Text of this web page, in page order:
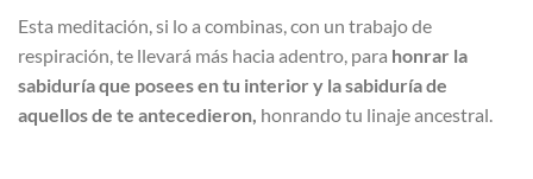
Esta meditación, si lo a combinas, con un trabajo de
respiración, te llevará más hacia adentro, para honrar la
sabiduría que posees en tu interior y la sabiduría de
aquellos de te antecedieron, honrando tu linaje ancestral.